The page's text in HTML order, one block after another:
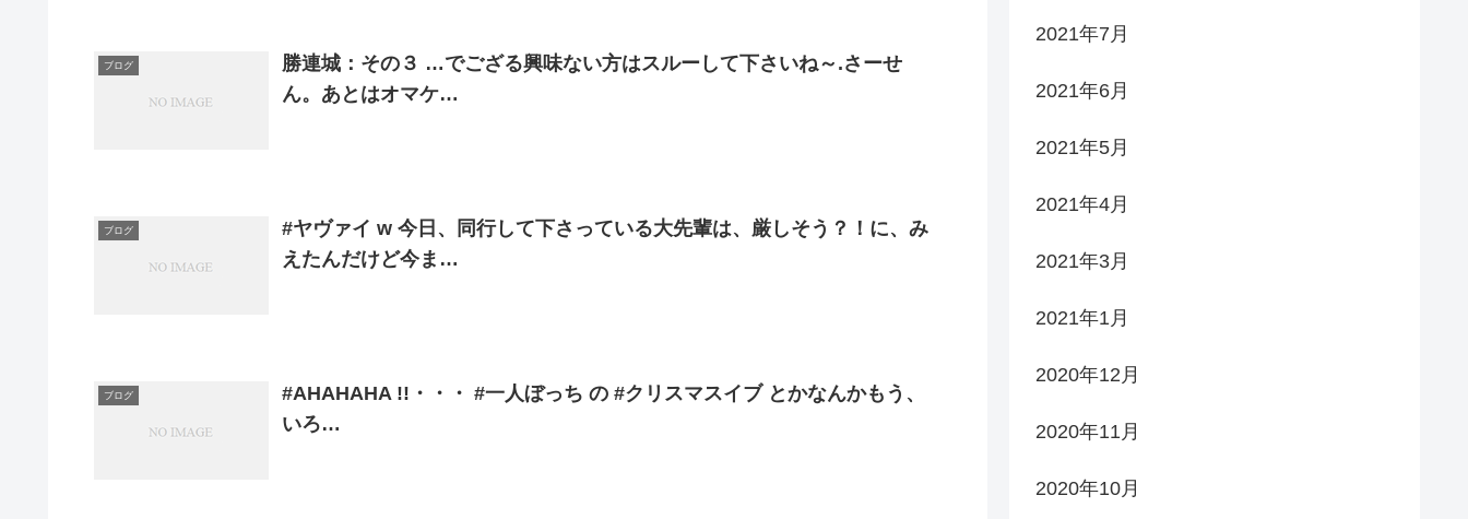
ブログ
勝連城：その３ …でござる興味ない方はスルーして下さいね～.さーせ
ん。あとはオマケ…
ブログ
#ヤヴァイ w 今日、同行して下さっている大先輩は、厳しそう？！に、み
えたんだけど今ま…
ブログ
#AHAHAHA !!・・・ #一人ぼっち の #クリスマスイブ とかなんかもう、
いろ…
2021年7月
2021年6月
2021年5月
2021年4月
2021年3月
2021年1月
2020年12月
2020年11月
2020年10月